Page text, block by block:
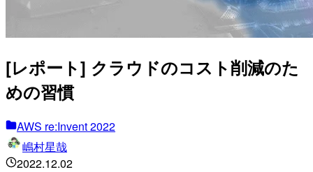
[レポート] クラウドのコスト削減のた
めの習慣
AWS re:Invent 2022
嶋村星哉
2022.12.02